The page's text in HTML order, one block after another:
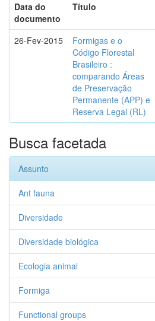
Data do
documento
Título
26-Fev-2015
Formigas e o
Código Florestal
Brasileiro :
comparando Áreas
de Preservação
Permanente (APP) e
Reserva Legal (RL)
Busca facetada
Assunto
Ant fauna
Diversidade
Diversidade biológica
Ecologia animal
Formiga
Functional groups